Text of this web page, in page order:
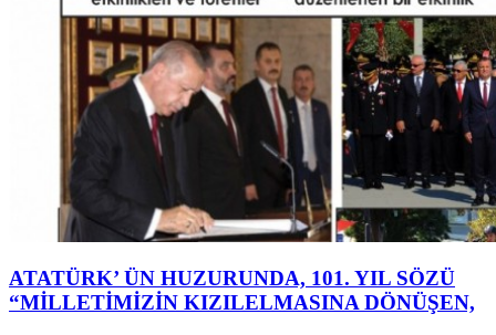
ATATÜRK’ ÜN HUZURUNDA, 101. YIL SÖZÜ
“MİLLETİMİZİN KIZILELMASINA DÖNÜŞEN,